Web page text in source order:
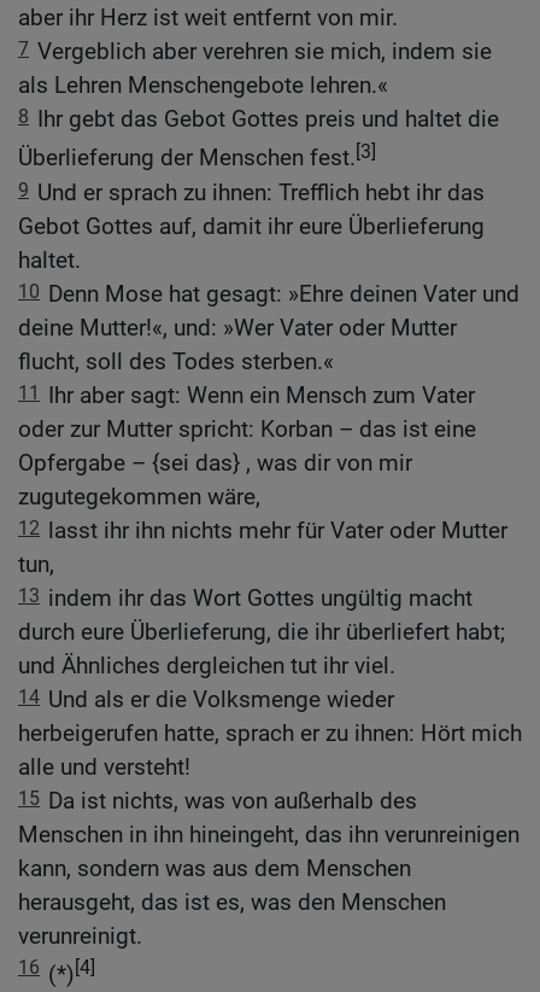
aber ihr Herz ist weit entfernt von mir.
7 Vergeblich aber verehren sie mich, indem sie
als Lehren Menschengebote lehren.«
8 Ihr gebt das Gebot Gottes preis und haltet die
Überlieferung der Menschen fest.[3]
9 Und er sprach zu ihnen: Trefflich hebt ihr das
Gebot Gottes auf, damit ihr eure Überlieferung
haltet.
10 Denn Mose hat gesagt: »Ehre deinen Vater und
deine Mutter!«, und: »Wer Vater oder Mutter
flucht, soll des Todes sterben.«
11 Ihr aber sagt: Wenn ein Mensch zum Vater
oder zur Mutter spricht: Korban – das ist eine
Opfergabe – {sei das} , was dir von mir
zugutegekommen wäre,
12 lasst ihr ihn nichts mehr für Vater oder Mutter
tun,
13 indem ihr das Wort Gottes ungültig macht
durch eure Überlieferung, die ihr überliefert habt;
und Ähnliches dergleichen tut ihr viel.
14 Und als er die Volksmenge wieder
herbeigerufen hatte, sprach er zu ihnen: Hört mich
alle und versteht!
15 Da ist nichts, was von außerhalb des
Menschen in ihn hineingeht, das ihn verunreinigen
kann, sondern was aus dem Menschen
herausgeht, das ist es, was den Menschen
verunreinigt.
16 (*)[4]